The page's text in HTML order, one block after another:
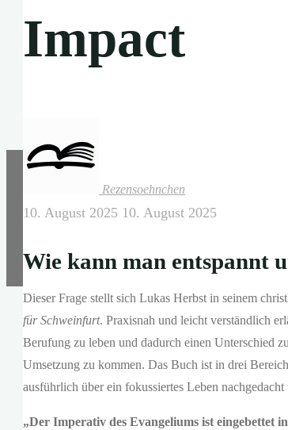
Impact
Rezensoehnchen
10. August 2025 10. August 2025
Wie kann man entspannt
Dieser Frage stellt sich Lukas Herbst in seinem
für Schweinfurt. Praxisnah und leicht verständlich
Berufung zu leben und dadurch einen Unterschied
Umsetzung zu kommen. Das Buch ist in drei
ausführlich über ein fokussiertes Leben
„Der Imperativ des Evangeliums ist eingebettet